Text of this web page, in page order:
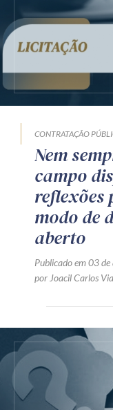
CONTRATAÇÃO
Nem
campo
reflexões
modo de
aberto
Publicado em 03
por Joacil Carlos